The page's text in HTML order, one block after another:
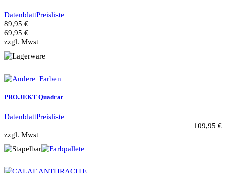
DatenblattPreisliste
89,95 €
69,95 €
zzgl. Mwst
PRO.JEKT Quadrat
DatenblattPreisliste
109,95 €
zzgl. Mwst